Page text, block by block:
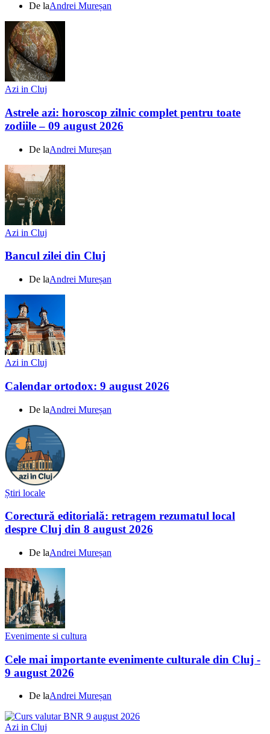
De laAndrei Mureșan
Azi in Cluj
Astrele azi: horoscop zilnic complet pentru toate
zodiile – 09 august 2026
De laAndrei Mureșan
Azi in Cluj
Bancul zilei din Cluj
De laAndrei Mureșan
Azi in Cluj
Calendar ortodox: 9 august 2026
De laAndrei Mureșan
Știri locale
Corectură editorială: retragem rezumatul local
despre Cluj din 8 august 2026
De laAndrei Mureșan
Evenimente si cultura
Cele mai importante evenimente culturale din Cluj -
9 august 2026
De laAndrei Mureșan
Azi in Cluj